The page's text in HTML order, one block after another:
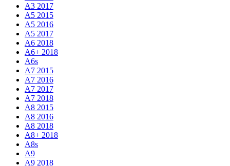
A3 2017
A5 2015
A5 2016
A5 2017
A6 2018
A6+ 2018
A6s
A7 2015
A7 2016
A7 2017
A7 2018
A8 2015
A8 2016
A8 2018
A8+ 2018
A8s
A9
A9 2018